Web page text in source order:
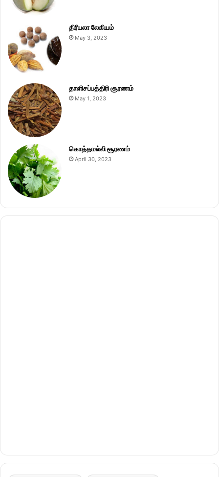
திரிபலா லேகியம்
May 3, 2023
தாளிசப்பத்திரி சூரணம்
May 1, 2023
கொத்தமல்லி சூரணம்
April 30, 2023